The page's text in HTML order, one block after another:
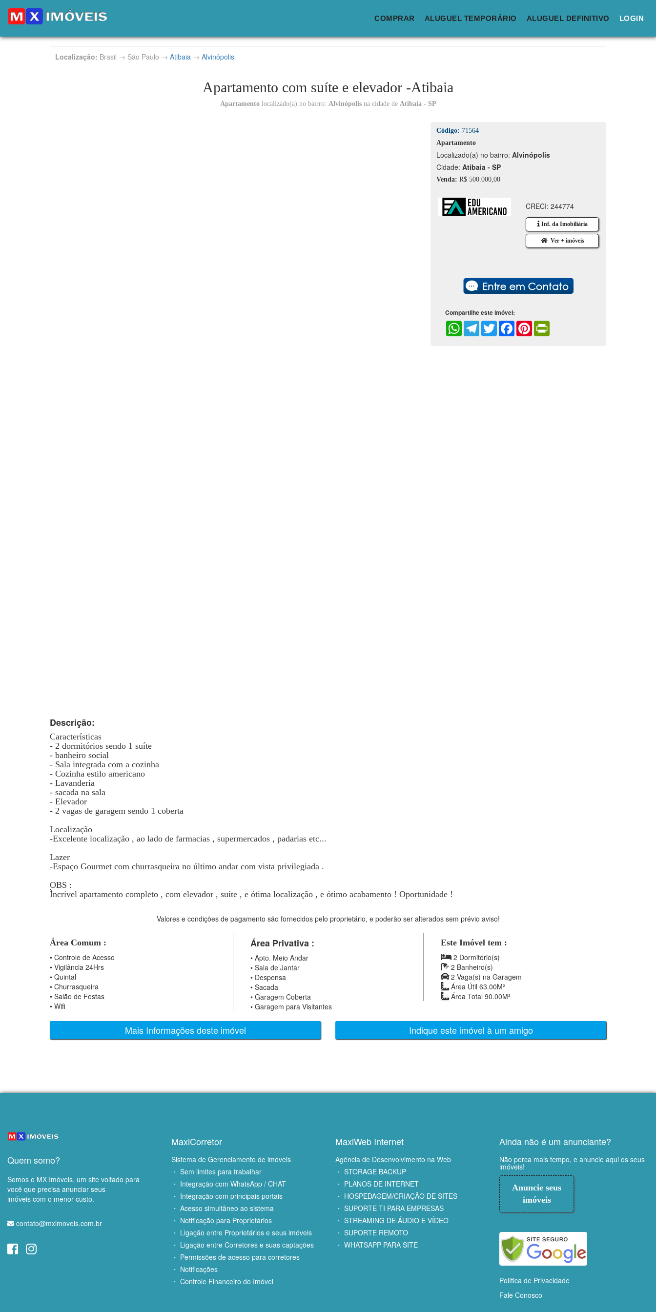
COMPRAR ALUGUEL TEMPORÁRIO ALUGUEL DEFINITIVO LOGIN
Localização: Brasil → São Paulo → Atibaia → Alvinópolis
Apartamento com suíte e elevador -Atibaia
Apartamentolocalizado(a) no bairro: Alvinópolisna cidade de Atibaia - SP
Código: 71564
Apartamento
Localizado(a) no bairro: Alvinópolis
Cidade: Atibaia - SP
Venda: R$ 500.000,00
CRECI: 244774
Inf. da Imobiliária
Ver + imóveis
Compartilhe este imóvel:
WhatsAppTelegramTwitterFacebookPinterest
Descrição:
Características
- 2 dormitórios sendo 1 suíte
- banheiro social
- Sala integrada com a cozinha
- Cozinha estilo americano
- Lavanderia
- sacada na sala
- Elevador
- 2 vagas de garagem sendo 1 coberta
Localização
-Excelente localização , ao lado de farmacias , supermercados , padarias etc...
Lazer
-Espaço Gourmet com churrasqueira no último andar com vista privilegiada .
OBS :
Ìncrível apartamento completo , com elevador , suíte , e ótima localização , e ótimo acabamento ! Oportunidade !
Valores e condições de pagamento são fornecidos pelo proprietário, e poderão ser alterados sem prévio aviso!
Área Comum :
• Controle de Acesso
• Vigilância 24Hrs
• Quintal
• Churrasqueira
• Salão de Festas
• Wifi
Área Privativa :
• Apto. Meio Andar
• Sala de Jantar
• Despensa
• Sacada
• Garagem Coberta
• Garagem para Visitantes
Este Imóvel tem :
2 Dormitório(s)
2 Banheiro(s)
2 Vaga(s) na Garagem
Área Útil 63.00M²
Área Total 90.00M²
Mais Informações deste imóvel Indique este imóvel à um amigo
Quem somo?
Somos o MX Imóveis, um site voltado para
você que precisa anunciar seus
imóveis com o menor custo.
contato@mximoveis.com.br
MaxiCorretor
Sistema de Gerenciamento de imóveis
・ Sem limites para trabalhar
・ Integração com WhatsApp / CHAT
・ Integração com principais portais
・ Acesso simultâneo ao sistema
・ Notificação para Proprietários
・ Ligação entre Proprietários e seus imóveis
・ Ligação entre Corretores e suas captações
・ Permissões de acesso para corretores
・ Notificações
・ Controle Financeiro do Imóvel
MaxiWeb Internet
Agência de Desenvolvimento na Web
・ STORAGE BACKUP
・ PLANOS DE INTERNET
・ HOSPEDAGEM/CRIAÇÃO DE SITES
・ SUPORTE TI PARA EMPRESAS
・ STREAMING DE ÁUDIO E VÍDEO
・ SUPORTE REMOTO
・ WHATSAPP PARA SITE
Ainda não é um anunciante?
Não perca mais tempo, e anuncie aqui os seus
imóveis!
Anuncie seus
imóveis
Política de Privacidade
Fale Conosco